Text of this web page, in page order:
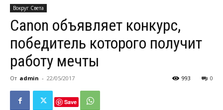
Вокруг Света
Canon объявляет конкурс,
победитель которого получит
работу мечты
От admin - 22/05/2017 0
993
Save